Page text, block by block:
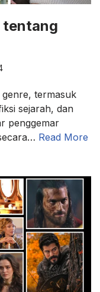
tentang
termasuk
sejarah, dan
penggemar
Read More